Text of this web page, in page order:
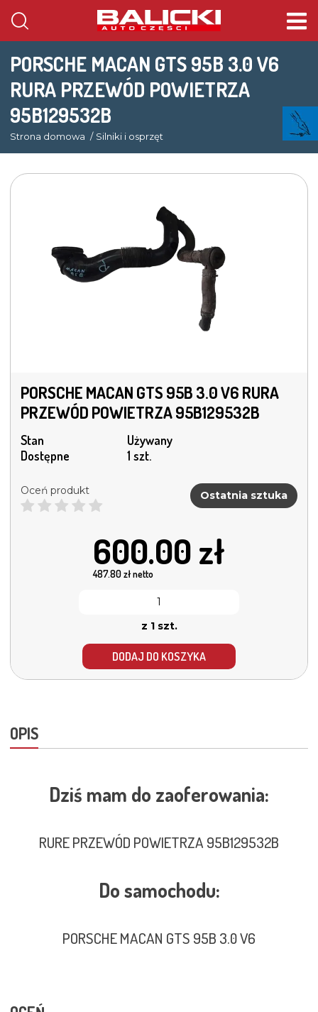
PORSCHE MACAN GTS 95B 3.0 V6
RURA PRZEWÓD POWIETRZA
95B129532B
Strona domowa Silniki i osprzęt
PORSCHE MACAN GTS 95B 3.0 V6 RURA
PRZEWÓD POWIETRZA 95B129532B
Stan
Używany
Dostępne
1 szt.
Oceń produkt Ostatnia sztuka
600.00 zł
487.80zł netto
z 1 szt.
DODAJ DO KOSZYKA
OPIS
Dziś mam do zaoferowania:
RURE PRZEWÓD POWIETRZA 95B129532B
Do samochodu:
PORSCHE MACAN GTS 95B 3.0 V6